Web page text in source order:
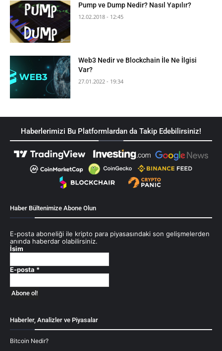
Pump ve Dump Nedir? Nasıl Yapılır?
12.02.2018 - 12:45
Web3 Nedir ve Blockchain İle Ne İlgisi
Var?
27.01.2022 - 19:34
Haberlerimizi Bu Platformlardan da Takip Edebilirsiniz!
Haber Bültenimize Abone Olun
E-posta aboneliği ile kripto para piyasasındaki son gelişmelerden
anında haberdar olabilirsiniz.
İsim
E-posta *
Haberler, Analizler ve Piyasalar
Bitcoin Nedir?